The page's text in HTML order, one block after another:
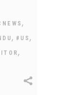
,
, #US ,
,